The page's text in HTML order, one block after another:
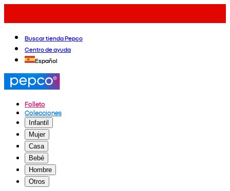
Buscar tienda Pepco
Centro de ayuda
Español
Folleto
Colecciones
Infantil
Mujer
Casa
Bebé
Hombre
Otros